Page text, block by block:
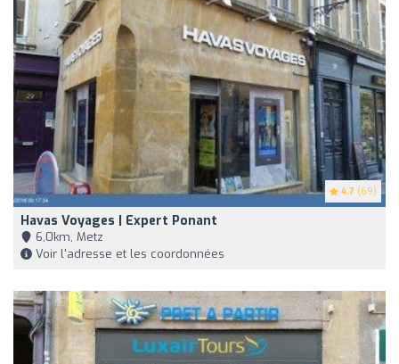
4.7 (69)
Havas Voyages | Expert Ponant
6,0km, Metz
Voir l'adresse et les coordonnées